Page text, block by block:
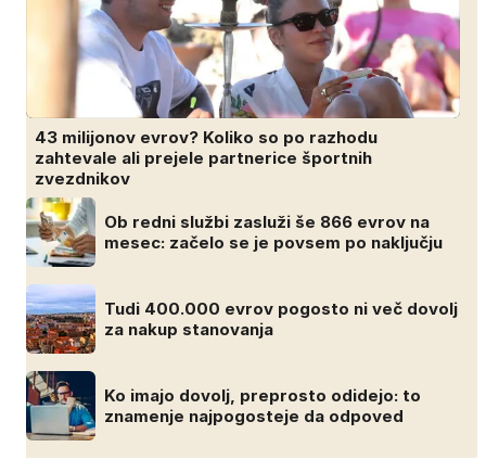
43 milijonov evrov? Koliko so po razhodu
zahtevale ali prejele partnerice športnih
zvezdnikov
Ob redni službi zasluži še 866 evrov na
mesec: začelo se je povsem po naključju
Tudi 400.000 evrov pogosto ni več dovolj
za nakup stanovanja
Ko imajo dovolj, preprosto odidejo: to
znamenje najpogosteje da odpoved